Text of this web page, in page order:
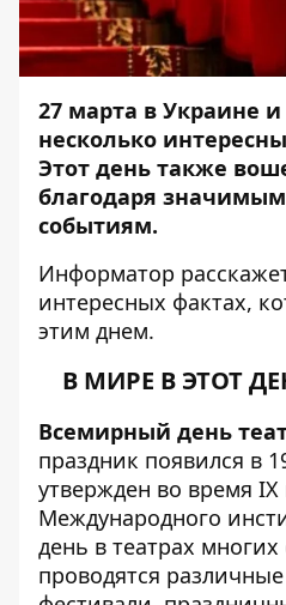
27 марта в Украине
несколько
Этот день также
благодаря
событиям.
Информатор
интересных фактах,
этим днем.
В МИРЕ В ЭТОТ
Всемирный день
праздник появился в
утвержден во время IX
Международного
день в театрах
проводятся